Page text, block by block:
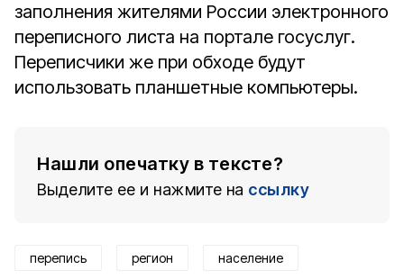
заполнения жителями России электронного
переписного листа на портале госуслуг.
Переписчики же при обходе будут
использовать планшетные компьютеры.
Нашли опечатку в тексте?
Выделите ее и нажмите на ссылку
перепись регион население